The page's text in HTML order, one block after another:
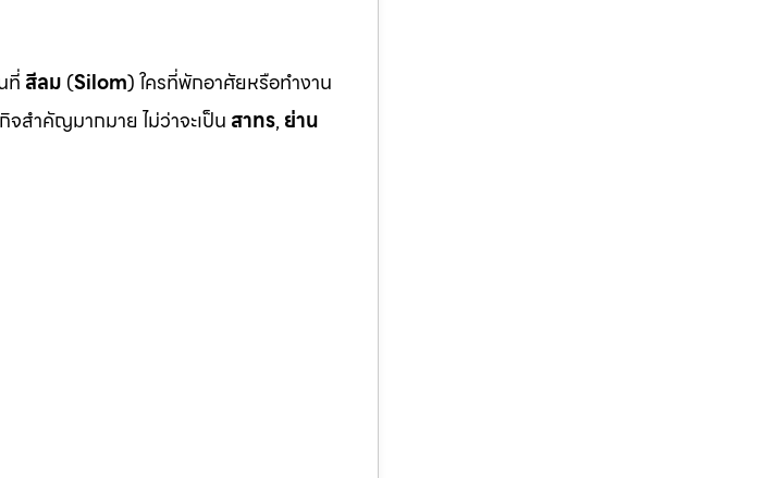
ที่ สีลม (Silom) ใครที่พักอาศัยหรือทำงาน
จสำคัญมากมาย ไม่ว่าจะเป็น สาทร, ย่าน